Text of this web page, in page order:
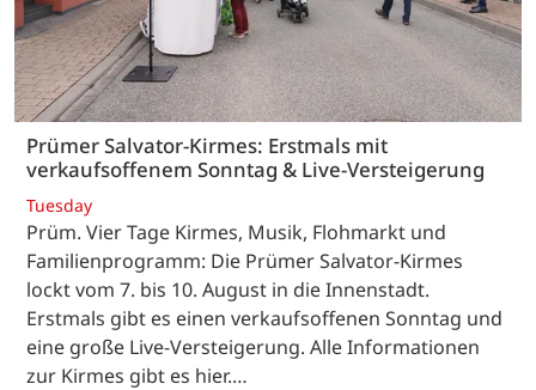
Prümer Salvator-Kirmes: Erstmals mit
verkaufsoffenem Sonntag & Live-Versteigerung
Tuesday
Prüm. Vier Tage Kirmes, Musik, Flohmarkt und
Familienprogramm: Die Prümer Salvator-Kirmes
lockt vom 7. bis 10. August in die Innenstadt.
Erstmals gibt es einen verkaufsoffenen Sonntag und
eine große Live-Versteigerung. Alle Informationen
zur Kirmes gibt es hier.…